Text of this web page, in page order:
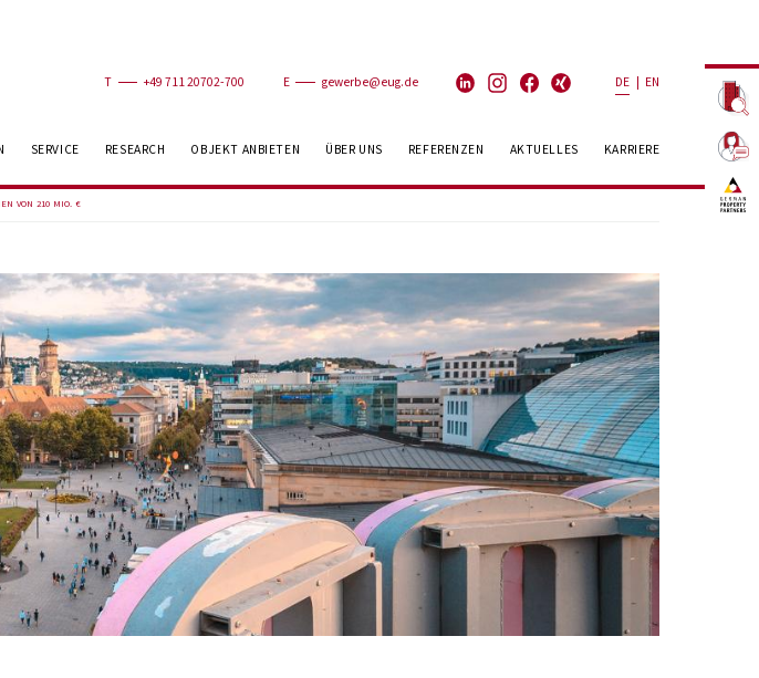
T +49 711 20702-700 E gewerbe@eug.de DE EN
SERVICE RESEARCH OBJEKT ANBIETEN ÜBER UNS REFERENZEN AKTUELLES KARRIERE
VON 210 MIO. €